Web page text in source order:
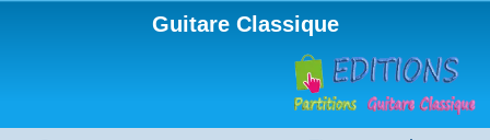
Guitare Classique